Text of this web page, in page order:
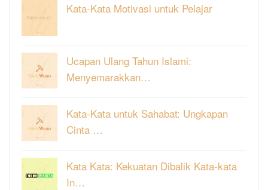
Kata-Kata Motivasi untuk Pelajar
Ucapan Ulang Tahun Islami:
Menyemarakkan…
Kata-Kata untuk Sahabat: Ungkapan
Cinta …
Kata Kata: Kekuatan Dibalik Kata-kata
In…